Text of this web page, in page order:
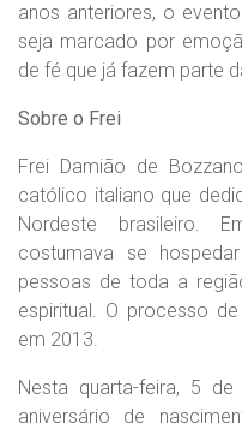
anos anteriores, o
seja marcado por
de fé que já fazem parte
Sobre o Frei
Frei Damião de
católico italiano que
Nordeste brasileiro.
costumava se
pessoas de toda a
espiritual. O processo
em 2013.
Nesta quarta-feira, 5
aniversário de